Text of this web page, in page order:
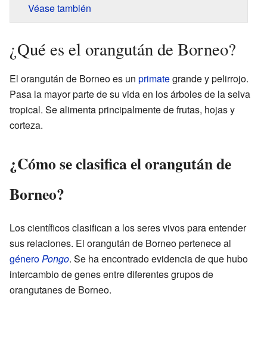
Véase también
¿Qué es el orangután de Borneo?
El orangután de Borneo es un primategrande y pelirrojo.
Pasa la mayor parte de su vida en los árboles de la selva
tropical. Se alimenta principalmente de frutas, hojas y
corteza.
¿Cómo se clasifica el orangután de
Borneo?
Los científicos clasifican a los seres vivos para entender
sus relaciones. El orangután de Borneo pertenece al
géneroPongo. Se ha encontrado evidencia de que hubo
intercambio de genes entre diferentes grupos de
orangutanes de Borneo.